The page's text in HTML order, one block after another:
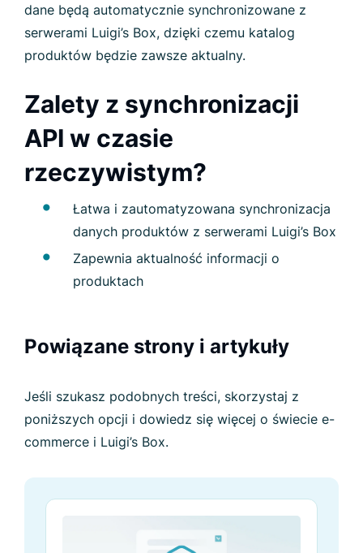
dane będą automatycznie synchronizowane z
serwerami Luigi’s Box, dzięki czemu katalog
produktów będzie zawsze aktualny.
Zalety z synchronizacji
API w czasie
rzeczywistym?
Łatwa i zautomatyzowana synchronizacja
danych produktów z serwerami Luigi’s Box
Zapewnia aktualność informacji o
produktach
Powiązane strony i artykuły
Jeśli szukasz podobnych treści, skorzystaj z
poniższych opcji i dowiedz się więcej o świecie e-
commerce i Luigi’s Box.